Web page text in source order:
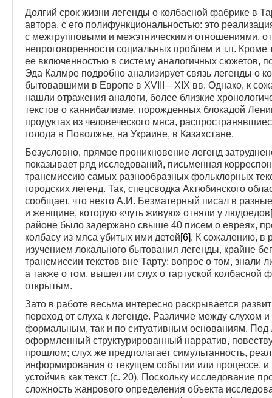
Долгий срок жизни легенды о колбасной фабрике в
автора, с его полифункциональностью: это
с межгрупповыми и межэтническими отношениями,
непроговоренности социальных проблем и т.п. Кроме
ее включенностью в систему аналогичных сюжетов,
Эда Калмре подробно анализирует связь легенды о
бытовавшими в Европе в XVIII—XIX вв. Однако, к
нашли отражения аналоги, более близкие
текстов о каннибализме, порожденных блокадой
продуктах из человеческого мяса,
голода в Поволжье, на Украине, в Казахстане.
Безусловно, прямое проникновение легенд
показывает ряд исследований, письменная
трансмиссию самых разнообразных фольклорных
городских легенд. Так, спецсводка Актюбинского
сообщает, что некто А.И. Безматерный писал в
и женщине, которую «чуть живую» отняли у людоедов
районе было задержано свыше 40 писем о евреях,
колбасу из мяса убитых ими детей[6]. К сожалению, в
изучением локального бытования легенды, крайне
трансмиссии текстов вне Тар­ту; вопрос о том, знали
а также о том, вышел ли слух о тартуской колбасной
открытым.
Зато в работе весьма интересно раскрывается
переход от слуха к легенде. Различие между слухом
формальным, так и по ситуативным основаниям. Под
оформленный структурированный нарратив,
прошлом; слух же предполагает симультанность,
информирования о текущем событии или процессе, и
устойчив как текст (с. 20). Поскольку исследование
сложность жанрового опреде­ления объекта